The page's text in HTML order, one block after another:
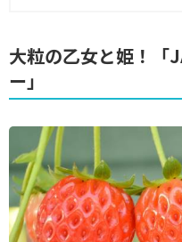
大粒の乙女と姫！「
ー」